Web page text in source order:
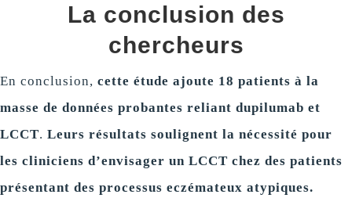
La conclusion des
chercheurs
En conclusion, cette étude ajoute 18 patients à la
masse de données probantes reliant dupilumab et
LCCT. Leurs résultats soulignent la nécessité pour
les cliniciens d’envisager un LCCT chez des patients
présentant des processus eczémateux atypiques.